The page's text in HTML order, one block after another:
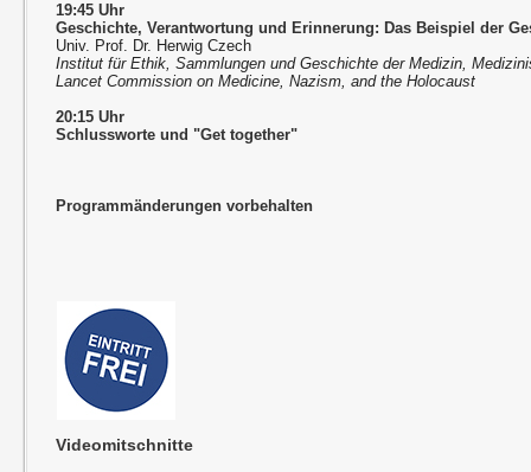
19:45 Uhr
Geschichte, Verantwortung und Erinnerung: Das Beispiel der
Univ. Prof. Dr. Herwig Czech
Institut für Ethik, Sammlungen und Geschichte der Medizin,
Lancet Commission on Medicine, Nazism, and the Holocaust
20:15 Uhr
Schlussworte und "Get together"
Programmänderungen vorbehalten
Videomitschnitte